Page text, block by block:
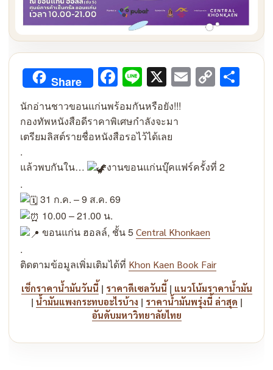
Share Facebook
Line
X Email
Copy
นักอ่านชาวขอนแก่นพร้อมกันหรือยัง!!!
กองทัพหนังสือดีราคาพิเศษกำลังจะมา
เตรียมลิสต์รายชื่อหนังสือรอไว้ได้เลย
.
แล้วพบกันใน…
งานขอนแก่นบุ๊คแฟร์ครั้งที่ 2
.
31 ก.ค. – 9 ส.ค. 69
10.00 – 21.00 น.
ขอนแก่น ฮอลล์, ชั้น 5Central Khonkaen
.
ติดตามข้อมูลเพิ่มเติมได้ที่ Khon Kaen Book Fair
เช็กราคาน้ำมันวันนี้ | ราคาดีเซลวันนี้ | แนวโน้มราคาน้ำมัน
| น้ำมันแพงกระทบอะไรบ้าง | ราคาน้ำมันพรุ่งนี้ ล่าสุด |
อันดับมหาวิทยาลัยไทย